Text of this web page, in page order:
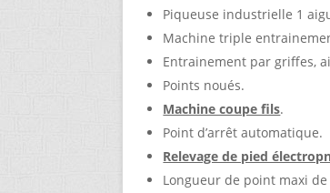
Piqueuse industrielle 1
Machine triple
Entrainement par griffes,
Points noués.
Machine coupe fils.
Point d’arrêt automatique.
Relevage de pied
Longueur de point maxi de